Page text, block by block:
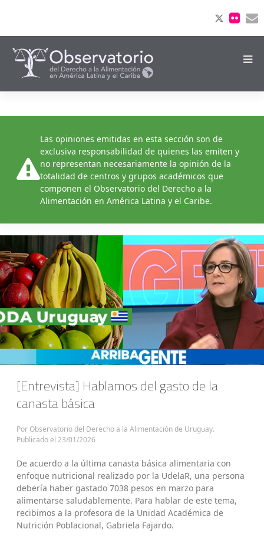
Las opiniones emitidas en esta sección son de
exclusiva responsabilidad de quienes las emiten y
no representan necesariamente la opinión de la
totalidad de centros y grupos académicos que
componen el Observatorio del Derecho a la
Alimentación en América Latina y el Caribe.
[Entrevista] Hablamos del gasto de la
canasta básica
Por Observatorio del Derecho a la Alimentación de Uruguay.
Publicado el 23/01/2026
De acuerdo a la última canasta básica alimentaria con
enfoque nutricional realizado por la UdelaR, una persona
debería haber gastado 7038 pesos en marzo para
alimentarse saludablemente. Para hablar de este tema,
recibimos a la profesora de la Unidad Académica de
Nutrición Poblacional, Gabriela Fajardo.